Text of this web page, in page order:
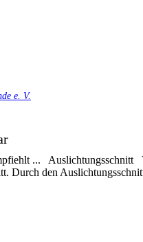
e. V.
... Auslichtungsschnitt
Durch den